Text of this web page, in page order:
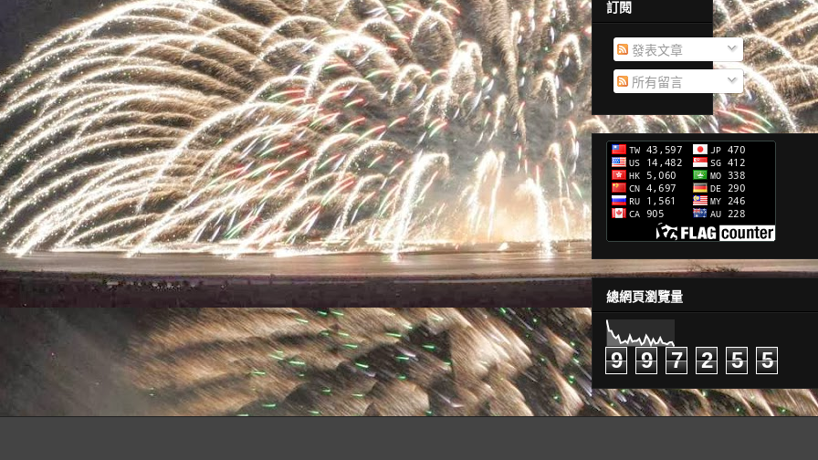
訂閱
發表文章
所有留言
總網頁瀏覽量
9 9 7 2 5 5